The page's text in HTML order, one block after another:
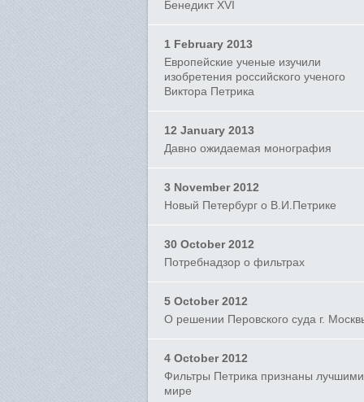
Бенедикт XVI
1 February 2013
Европейские ученые изучили
изобретения российского ученого
Виктора Петрика
12 January 2013
Давно ожидаемая монография
3 November 2012
Новый Петербург о В.И.Петрике
30 October 2012
Потребнадзор о фильтрах
5 October 2012
О решении Перовского суда г.
4 October 2012
Фильтры Петрика признаны
мире